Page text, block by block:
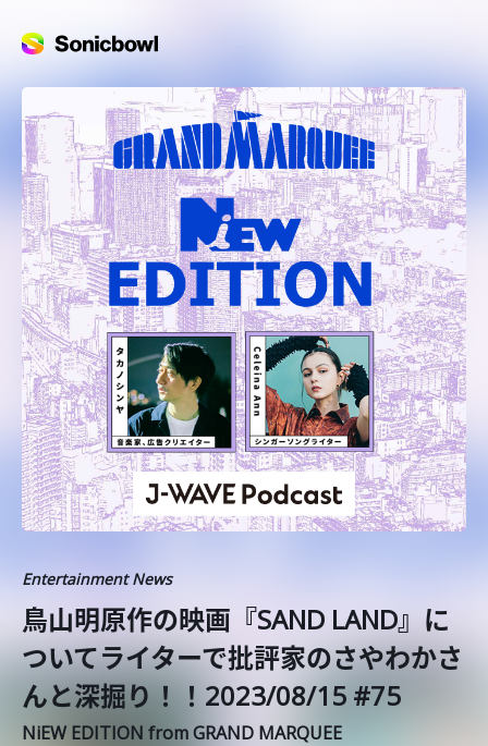
Entertainment News
鳥山明原作の映画『SAND LAND』に
ついてライターで批評家のさやわかさ
んと深掘り！！2023/08/15 #75
NiEW EDITION from GRAND MARQUEE